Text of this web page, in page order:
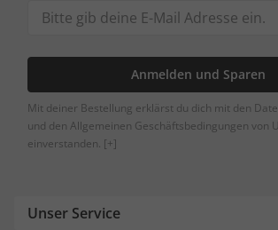
Anmelden und Sparen
Mit deiner Bestellung erklärst du dich mit den
und den Allgemeinen Geschäftsbedingungen von
einverstanden. [+]
Unser Service